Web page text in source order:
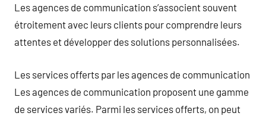
Les agences de communication s’associent souvent
étroitement avec leurs clients pour comprendre leurs
attentes et développer des solutions personnalisées.
Les services offerts par les agences de communication
Les agences de communication proposent une gamme
de services variés. Parmi les services offerts, on peut